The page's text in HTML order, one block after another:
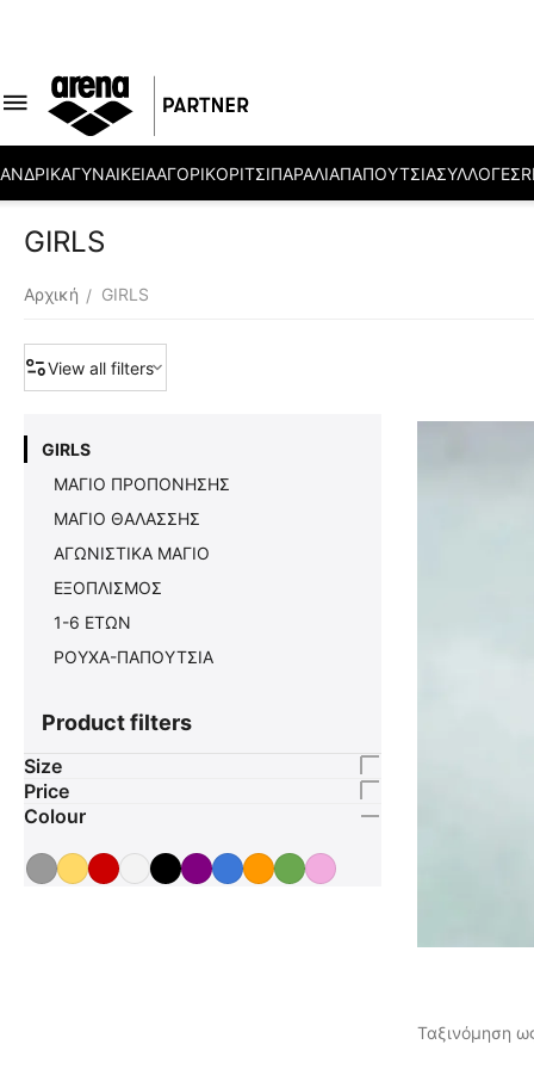
ΑΝΔΡΙΚΑΓΥΝΑΙΚΕΙΑΑΓΟΡΙΚΟΡΙΤΣΙΠΑΡΑΛΙΑΠΑΠΟΥΤΣΙΑΣΥΛΛΟΓΕΣ
GIRLS
Αρχική / GIRLS
View all filters
Ταξινόμηση
GIRLS
ΜΑΓΙΟ ΠΡΟΠΟΝΗΣΗΣ
ΜΑΓΙΟ ΘΑΛΑΣΣΗΣ
ΑΓΩΝΙΣΤΙΚΑ ΜΑΓΙΟ
ΕΞΟΠΛΙΣΜΟΣ
1-6 ΕΤΩΝ
ΡΟΥΧΑ-ΠΑΠΟΥΤΣΙΑ
Product filters
Size
Price
Colour